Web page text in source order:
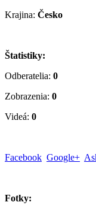
Krajina: Česko
Štatistiky:
Odberatelia: 0
Zobrazenia: 0
Videá: 0
Facebook Google+
Fotky: